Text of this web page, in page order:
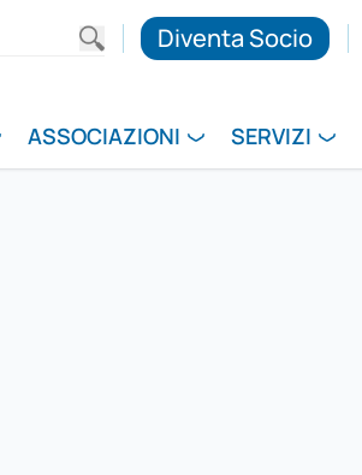
Diventa Socio
ASSOCIAZIONI SERVIZI